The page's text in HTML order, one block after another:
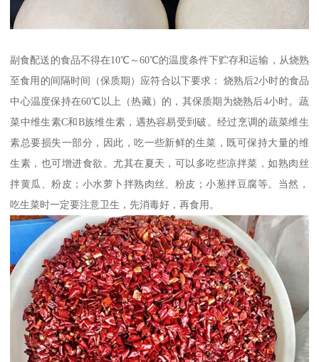
副食配送的食品不得在10℃～60℃的温度条件下贮存和运输，从烧熟
至食用的间隔时间（保质期）应符合以下要求： 烧熟后2小时的食品
中心温度保持在60℃以上（热藏）的，其保质期为烧熟后4小时。蔬
菜中维生素C和B族维生素，遇热容易受到破。经过烹调的蔬菜维生
素总要损失一部分，因此，吃一些新鲜的生菜，既可保持大量的维
生素，也可增进食欲。尤其在夏天，可以多吃些凉拌菜，如熟肉丝
拌黄瓜、粉皮；小水萝卜拌熟肉丝、粉皮；小葱拌豆腐等。当然，
吃生菜时一定要注意卫生，先消毒好，再食用。